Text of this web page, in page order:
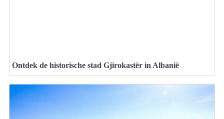
Ontdek de historische stad Gjirokastër in Albanië